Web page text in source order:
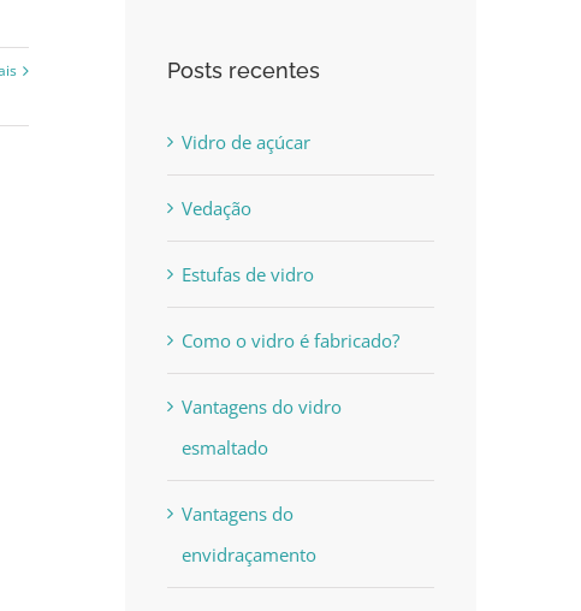
Posts recentes
Vidro de açúcar
Vedação
Estufas de vidro
Como o vidro é fabricado?
Vantagens do vidro
esmaltado
Vantagens do
envidraçamento